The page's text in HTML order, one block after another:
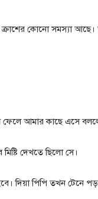
কোনো সমস্যা
ফেলে আমার কাছে এসে
দেখতে ছিলো সে।
পিপি তখন টেনে